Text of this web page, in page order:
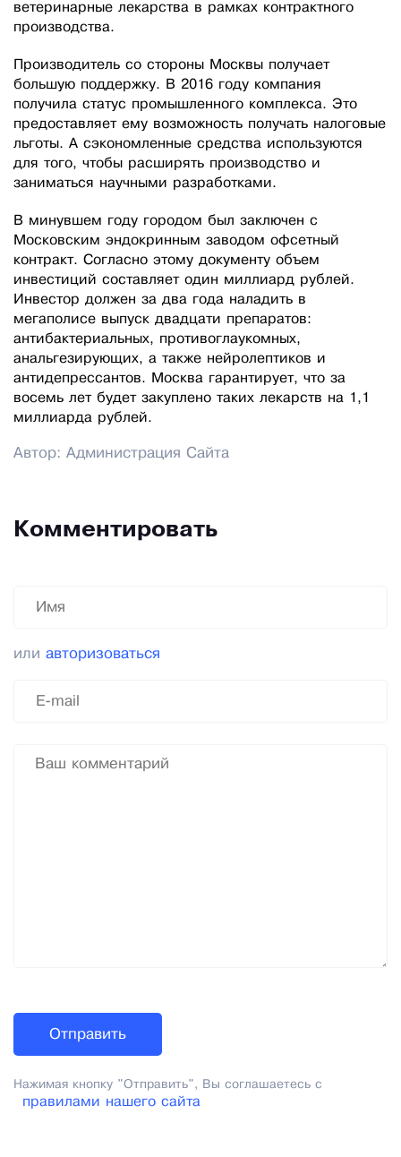
ветеринарные лекарства в рамках контрактного
производства.
Производитель со стороны Москвы получает
большую поддержку. В 2016 году компания
получила статус промышленного комплекса. Это
предоставляет ему возможность получать налоговые
льготы. А сэкономленные средства используются
для того, чтобы расширять производство и
заниматься научными разработками.
В минувшем году городом был заключен с
Московским эндокринным заводом офсетный
контракт. Согласно этому документу объем
инвестиций составляет один миллиард рублей.
Инвестор должен за два года наладить в
мегаполисе выпуск двадцати препаратов:
антибактериальных, противоглаукомных,
анальгезирующих, а также нейролептиков и
антидепрессантов. Москва гарантирует, что за
восемь лет будет закуплено таких лекарств на 1,1
миллиарда рублей.
Автор: Администрация Сайта
Комментировать
или авторизоваться
Нажимая кнопку "Отправить", Вы соглашаетесь с
правилами нашего сайта